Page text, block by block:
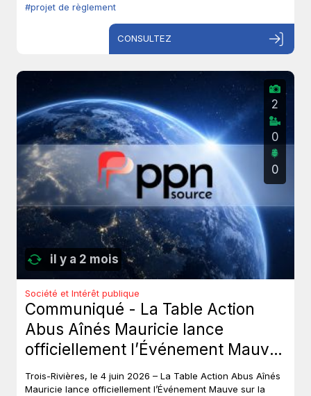
#projet de règlement
CONSULTEZ
il y a 2 mois
2
0
0
Société et Intérêt publique
Communiqué - La Table Action
Abus Aînés Mauricie lance
officiellement l’Événement Mauve
sur la route.
Trois-Rivières, le 4 juin 2026 – La Table Action Abus Aînés
Mauricie lance officiellement l’Événement Mauve sur la